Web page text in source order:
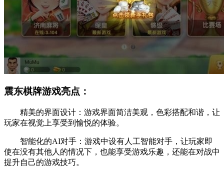
震东棋牌游戏亮点：
精美的界面设计：游戏界面简洁美观，色彩搭配和谐，让
玩家在视觉上享受到愉悦的体验。
智能化的AI对手：游戏中设有人工智能对手，让玩家即
使在没有其他人的情况下，也能享受游戏乐趣，还能在对战中
提升自己的游戏技巧。